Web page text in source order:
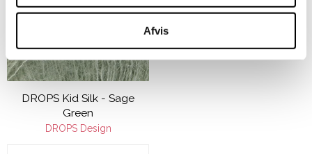
Afvis
DROPS Kid Silk - Sage
Green
DROPS Design